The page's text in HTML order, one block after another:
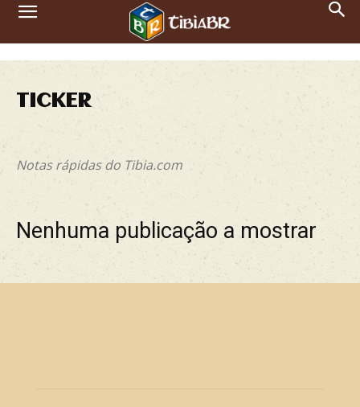
TICKER
Notas rápidas do Tibia.com
Nenhuma publicação a mostrar